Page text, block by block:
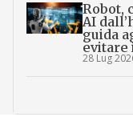
Robot,
AI
guida
evitare
28 Lug